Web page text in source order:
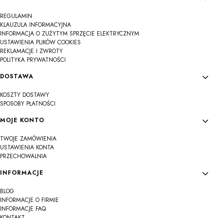
REGULAMIN
KLAUZULA INFORMACYJNA
INFORMACJA O ZUŻYTYM SPRZĘCIE ELEKTRYCZNYM
USTAWIENIA PLIKÓW COOKIES
REKLAMACJE I ZWROTY
POLITYKA PRYWATNOŚCI
DOSTAWA
KOSZTY DOSTAWY
SPOSOBY PŁATNOŚCI
MOJE KONTO
TWOJE ZAMÓWIENIA
USTAWIENIA KONTA
PRZECHOWALNIA
INFORMACJE
BLOG
INFORMACJE O FIRMIE
INFORMACJE FAQ